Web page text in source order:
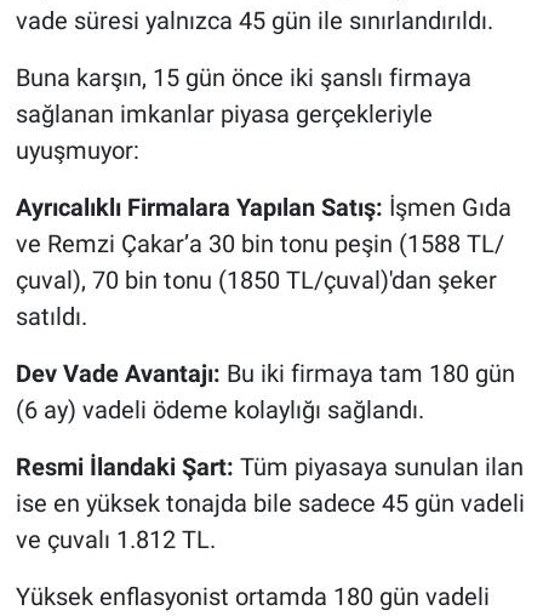
vade süresi yalnızca 45 gün ile sınırlandırıldı.
Buna karşın, 15 gün önce iki şanslı firmaya
sağlanan imkanlar piyasa gerçekleriyle
uyuşmuyor:
Ayrıcalıklı Firmalara Yapılan Satış: İşmen Gıda
ve Remzi Çakar’a 30 bin tonu peşin (1588 TL/
çuval), 70 bin tonu (1850 TL/çuval)'dan şeker
satıldı.
Dev Vade Avantajı: Bu iki firmaya tam 180 gün
(6 ay) vadeli ödeme kolaylığı sağlandı.
Resmi İlandaki Şart: Tüm piyasaya sunulan ilan
ise en yüksek tonajda bile sadece 45 gün vadeli
ve çuvalı 1.812 TL.
Yüksek enflasyonist ortamda 180 gün vadeli